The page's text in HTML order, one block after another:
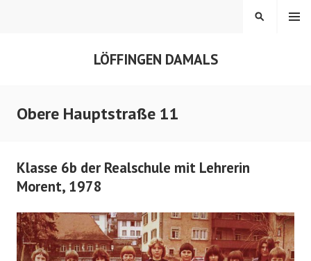
LÖFFINGEN DAMALS
MENÜ
SUCHEN
Obere Hauptstraße 11
Klasse 6b der Realschule mit Lehrerin
Morent, 1978